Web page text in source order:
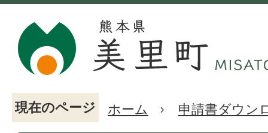
現在のページ ホーム 申請書ダウン